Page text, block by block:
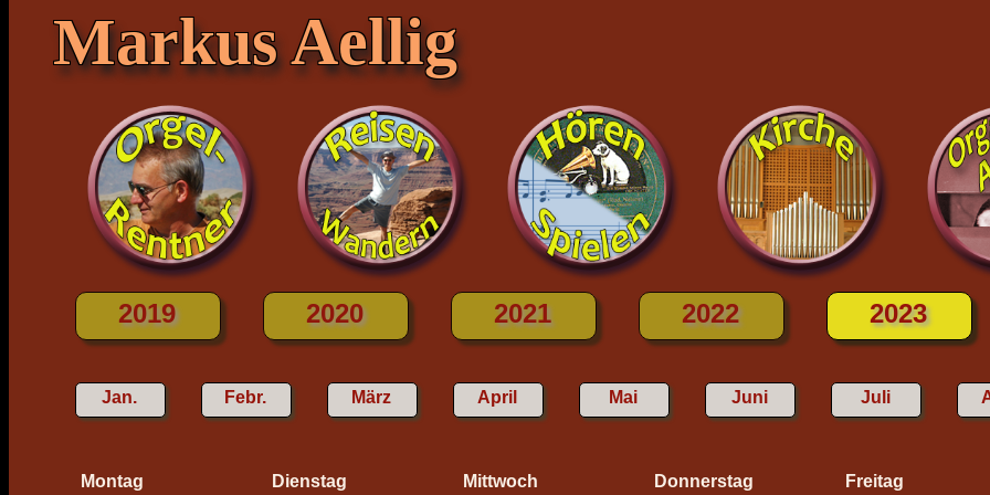
Markus Aellig
2019 2020 2021 2022 2023
Jan. Febr. März April Mai Juni Juli
Montag Dienstag Mittwoch Donnerstag Freitag